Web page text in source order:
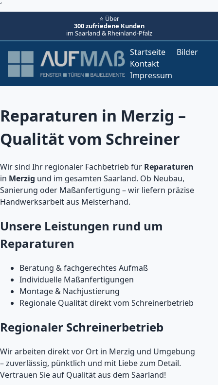
´
⭐ Über
300 zufriedene Kunden
im Saarland & Rheinland-Pfalz
Startseite
Bilder
Kontakt
Impressum
Reparaturen in Merzig –
Qualität vom Schreiner
Wir sind Ihr regionaler Fachbetrieb für Reparaturen
in Merzig und im gesamten Saarland. Ob Neubau,
Sanierung oder Maßanfertigung – wir liefern präzise
Handwerksarbeit aus Meisterhand.
Unsere Leistungen rund um
Reparaturen
Beratung & fachgerechtes Aufmaß
Individuelle Maßanfertigungen
Montage & Nachjustierung
Regionale Qualität direkt vom Schreinerbetrieb
Regionaler Schreinerbetrieb
Wir arbeiten direkt vor Ort in Merzig und Umgebung
– zuverlässig, pünktlich und mit Liebe zum Detail.
Vertrauen Sie auf Qualität aus dem Saarland!